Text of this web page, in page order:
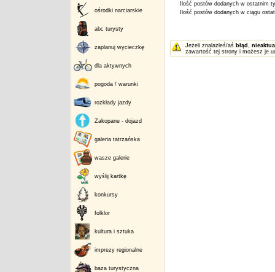
ośrodki narciarskie
abc turysty
zaplanuj wycieczkę
dla aktywnych
pogoda / warunki
rozkłady jazdy
Zakopane - dojazd
galeria tatrzańska
wasze galerie
wyślij kartkę
konkursy
folklor
kultura i sztuka
imprezy regionalne
baza turystyczna
Ilość postów dodanych w ostatnim
Ilość postów dodanych w ciągu
Jeżeli znalazłeś/aś błąd ,
zawartość tej strony i możesz je